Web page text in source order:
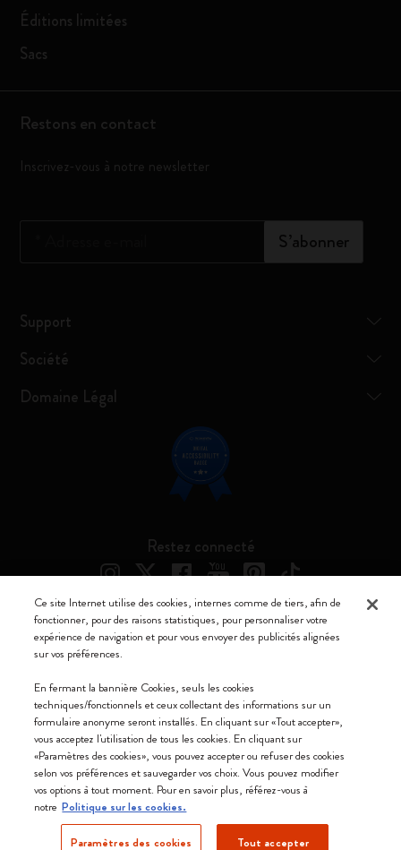
Éditions limitées
Sacs
Restons en contact
Inscrivez-vous à notre newsletter
S’abonner
Support
Société
Domaine Légal
Restez connecté
Nous acceptons
Moleskine ® est une marque enregistrée de Moleskine Srl a socio unico
Italia - P. IVA / CCIAA n. 07234480965 - REA MI 1945400 - Cap.
Soc. €2.181.513,42
Ce site Internet utilise des cookies, internes comme de tiers, afin de
fonctionner, pour des raisons statistiques, pour personnaliser votre
expérience de navigation et pour vous envoyer des publicités alignées
sur vos préférences.
En fermant la bannière Cookies, seuls les cookies
techniques/fonctionnels et ceux collectant des informations sur un
formulaire anonyme seront installés. En cliquant sur «Tout accepter»,
vous acceptez l'utilisation de tous les cookies. En cliquant sur
«Paramètres des cookies», vous pouvez accepter ou refuser des cookies
selon vos préférences et sauvegarder vos choix. Vous pouvez modifier
vos options à tout moment. Pour en savoir plus, référez-vous à
notre Politique sur les cookies.
Paramètres des cookies Tout accepter